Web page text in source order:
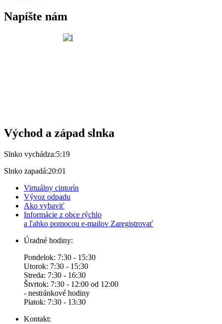
Napíšte nám
Východ a západ slnka
Slnko vychádza:5:19
Slnko zapadá:20:01
Virtuálny cintorín
Vývoz odpadu
Ako vybaviť
Informácie z obce rýchlo
a ľahko pomocou e-mailov Zaregistrovať
Úradné hodiny:
Pondelok: 7:30 - 15:30
Utorok: 7:30 - 15:30
Streda: 7:30 - 16:30
Štvrtok: 7:30 - 12:00 od 12:00
- nestránkové hodiny
Piatok: 7:30 - 13:30
Kontakt: